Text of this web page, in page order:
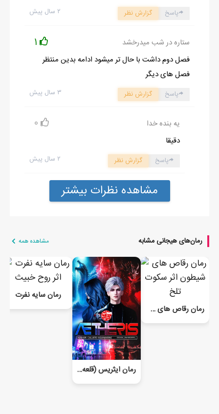
۲ سال پیش پاسخ گزارش نظر
ستاره در شب میدرخشد 1
فصل دوم داشت با حال تر میشود ادامه بدین منتظر
فصل های دیگر
۳ سال پیش پاسخ گزارش نظر
یه بنده خدا 0
دقیقا
۲ سال پیش پاسخ گزارش نظر
مشاهده نظرات بیشتر
رمان‌های هیجانی مشابه مشاهده همه
رمان رقاص های شیطون
رمان ایثریس (قلعه یخی)
رمان سایه نفرت